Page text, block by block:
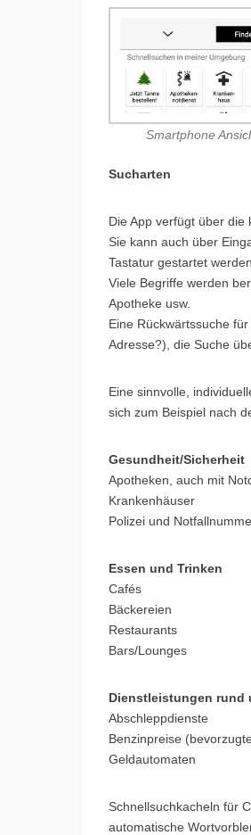
Smartphone
Sucharten
Die App verfügt über die
Sie kann auch über
Tastatur gestartet
Viele Begriffe werden
Apotheke usw.
Eine Rückwärtssuche
Adresse?), die Suche
Eine sinnvolle,
sich zum Beispiel nach
Gesundheit/Sicherheit
Apotheken, auch mit
Krankenhäuser
Polizei und
Essen und Trinken
Cafés
Bäckereien
Restaurants
Bars/Lounges
Dienstleistungen rund
Abschleppdienste
Benzinpreise
Geldautomaten
Schnellsuchkacheln für
automatische